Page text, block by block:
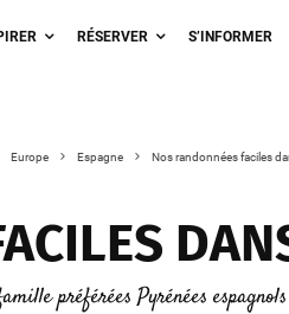
RÉSERVER S’INFORMER
Europe Espagne Nos randonnées faciles
préférées Pyrénées espagnols